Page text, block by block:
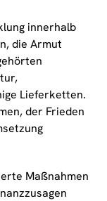
innerhalb
die Armut
Lieferketten.
der Frieden
Maßnahmen